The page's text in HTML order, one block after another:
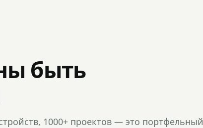
быть
1000+ проектов — это портфельный